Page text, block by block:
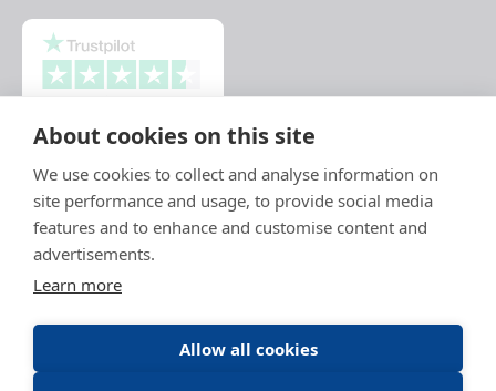
About cookies on this site
We use cookies to collect and analyse information on
site performance and usage, to provide social media
features and to enhance and customise content and
advertisements.
Learn more
Allow all cookies